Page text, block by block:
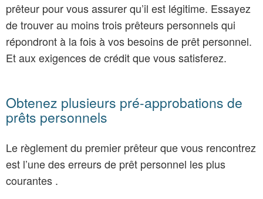
prêteur pour vous assurer qu’il est légitime. Essayez
de trouver au moins trois prêteurs personnels qui
répondront à la fois à vos besoins de prêt personnel.
Et aux exigences de crédit que vous satisferez.
Obtenez plusieurs pré-approbations de
prêts personnels
Le règlement du premier prêteur que vous rencontrez
est l’une des erreurs de prêt personnel les plus
courantes .